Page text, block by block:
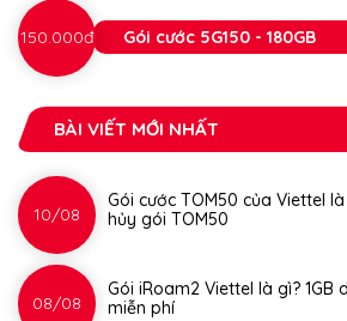
150.000đ Gói cước 5G150 - 180GB
BÀI VIẾT MỚI NHẤT
10/08
Gói cước TOM50 của Viettel
hủy gói TOM50
08/08
Gói iRoam2 Viettel là gì?
miễn phí